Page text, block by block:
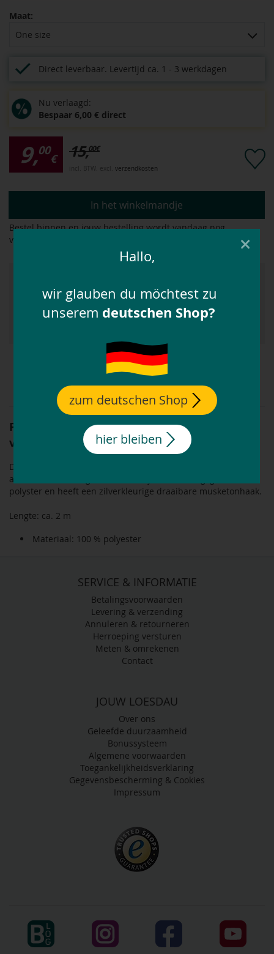
Maat:
One size
Direct leverbaar. Levertijd ca. 1 - 3 werkdagen
Nu verlaagd:
Bespaar 6,00 € direct
9,00
€ 15,00€
incl. BTW. excl. verzendkosten
In het winkelmandje
Bestel binnenen jouw bestelling wordt vandaag nog
verwerkt!
Snelle levering aan huis
bonussysteem tot 12,5% extra besparen!
Passion 4Q touwhalster,
voor paarden
Artikelnummer: 516561 00003
Dit touwhalster uit de Passion 4Q-collectie hoort bij halster
art. 516560. Het is gemaakt van bijzonder stevig, gevlochten
polyster en heeft een zilverkleurige draaibare musketonhaak.
Lengte: ca. 2 m
Materiaal: 100 % polyester
SERVICE & INFORMATIE
Betalingsvoorwaarden
Levering & verzending
Annuleren & retourneren
Herroeping versturen
Meten & omrekenen
Contact
JOUW LOESDAU
Over ons
Geleefde duurzaamheid
Bonussysteem
Algemene voorwaarden
Toegankelijkheidsverklaring
Gegevensbescherming & Cookies
Impressum
×
Hallo,
wir glauben du möchtest zu
unserem deutschen Shop?
zum deutschen Shop
hier bleiben